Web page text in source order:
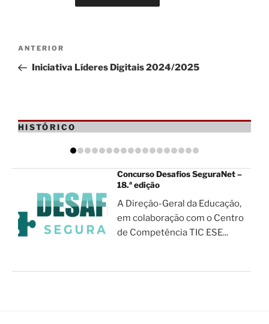
Navegação
artigos
Conteúdo
anterior
ANTERIOR
Iniciativa Líderes Digitais 2024/2025
HISTÓRICO
Concurso Desafios SeguraNet –
18.ª edição
A Direção-Geral da Educação,
em colaboração com o Centro
de Competência TIC ESE...